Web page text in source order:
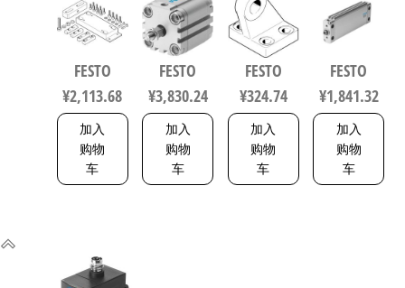
业自动化
零部件 规
8047581
FESTO
¥2,113.68
加入
购物
车
凑型抗扭
气缸 行程
60mm 缸径
80mm
156833
FESTO
¥3,830.24
加入
购物
车
件 规格63
33846
FESTO
¥324.74
加入
购物
车
缸 行程
200mm 缸
164075
FESTO
¥1,841.32
加入
购物
车